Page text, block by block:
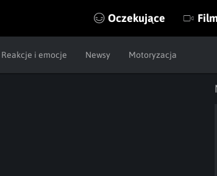
Oczekujące
Reakcje i emocje Newsy Motoryzacja